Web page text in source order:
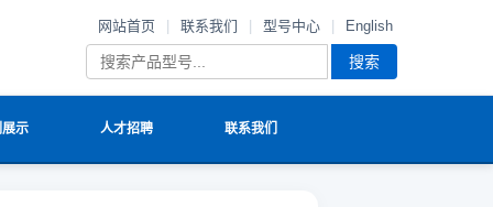
网站首页 联系我们 型号中心 English
搜索
示 人才招聘 联系我们